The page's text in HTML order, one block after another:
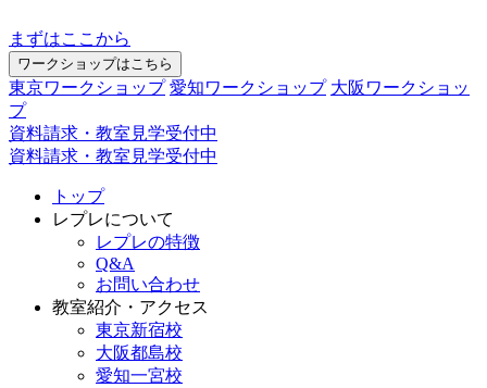
まずはここから
ワークショップはこちら
東京ワークショップ 愛知ワークショップ 大阪ワークショッ
プ
資料請求・教室見学受付中
資料請求・教室見学受付中
トップ
レプレについて
レプレの特徴
Q&A
お問い合わせ
教室紹介・アクセス
東京新宿校
大阪都島校
愛知一宮校